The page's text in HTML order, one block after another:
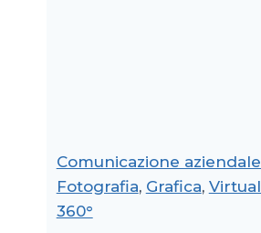
Comunicazione
Fotografia, Grafica,
360°